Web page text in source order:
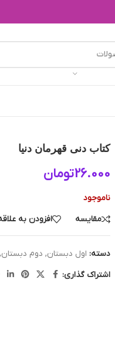
کتاب دنی قهرمان دنیا
26.000تومان
ناموجود
مقایسه
افزودن به
دسته: اول دبستان, دوم دبستان,
اشتراک گذاری: